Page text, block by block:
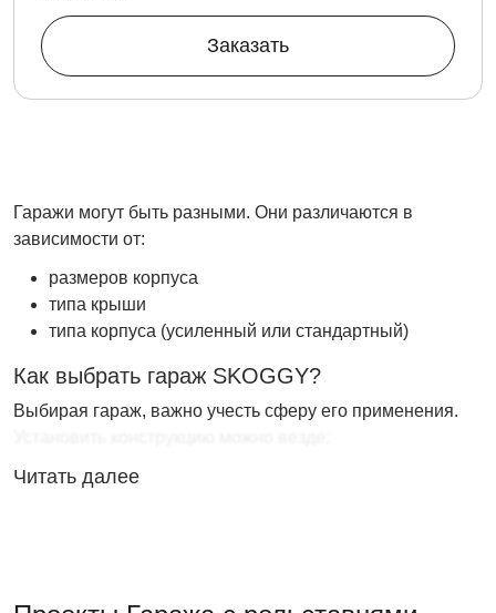
Заказать
Гаражи могут быть разными. Они различаются в
зависимости от:
размеров корпуса
типа крыши
типа корпуса (усиленный или стандартный)
Как выбрать гараж SKOGGY?
Выбирая гараж, важно учесть сферу его применения.
на загородном участке
Читать далее